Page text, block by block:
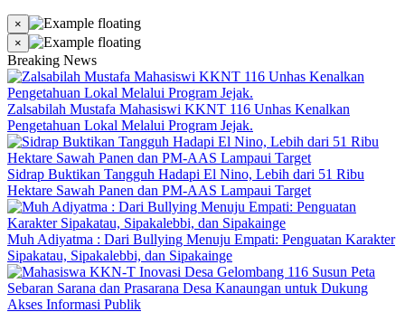
×
×
Breaking News
Zalsabilah Mustafa Mahasiswi KKNT 116 Unhas Kenalkan
Pengetahuan Lokal Melalui Program Jejak.
Sidrap Buktikan Tangguh Hadapi El Nino, Lebih dari 51 Ribu
Hektare Sawah Panen dan PM-AAS Lampaui Target
Muh Adiyatma : Dari Bullying Menuju Empati: Penguatan Karakter
Sipakatau, Sipakalebbi, dan Sipakainge